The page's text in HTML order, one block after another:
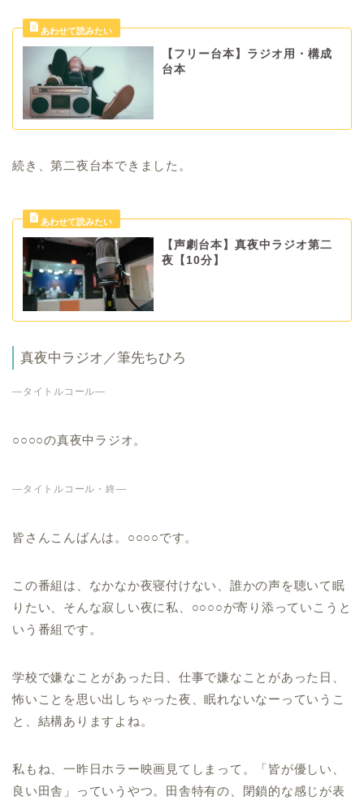
【フリー台本】ラジオ用・構成
台本
続き、第二夜台本できました。
【声劇台本】真夜中ラジオ第二
夜【10分】
真夜中ラジオ／筆先ちひろ
—タイトルコール—
○○○○の真夜中ラジオ。
—タイトルコール・終—
皆さんこんばんは。○○○○です。
この番組は、なかなか夜寝付けない、誰かの声を聴いて眠
りたい、そんな寂しい夜に私、○○○○が寄り添っていこうと
いう番組です。
学校で嫌なことがあった日、仕事で嫌なことがあった日、
怖いことを思い出しちゃった夜、眠れないなーっていうこ
と、結構ありますよね。
私もね、一昨日ホラー映画見てしまって。「皆が優しい、
良い田舎」っていうやつ。田舎特有の、閉鎖的な感じが表